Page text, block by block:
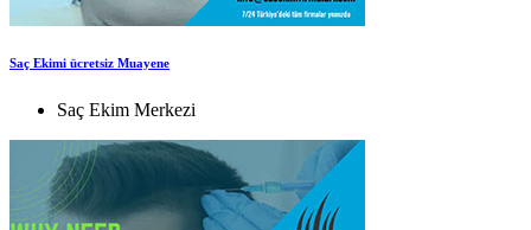
Saç Ekimi ücretsiz Muayene
Saç Ekim Merkezi